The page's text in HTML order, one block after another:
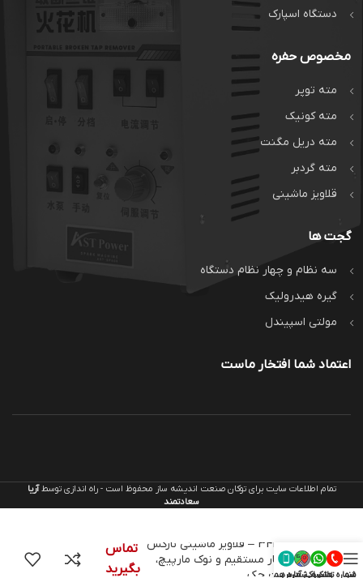
دستگاه اسپارک
مخصوص حفره
مته توپر
مته کونیک
مته دریل مگنت
مته گردبر
قلاویز ماشینی
گجت ها
سه نظام و چهار نظام دستگاه
گیره هیدرولیک
مولتی اسپیندل
اعتماد شما افتخار ماست
تمام اطلاعات سایت برای توکان صنعت اندیشه ساز محفوظ است - راه اندازی توسطآریا
سعادتمند
3440NX – قلاویز ماشینی نارکس
با شیار مستقیم و نوک مارپیچ،
ساخت چک
تماس
بگیرید
منو
شماره تماس
واتساپ
کروکی آدرس
شماره همراه